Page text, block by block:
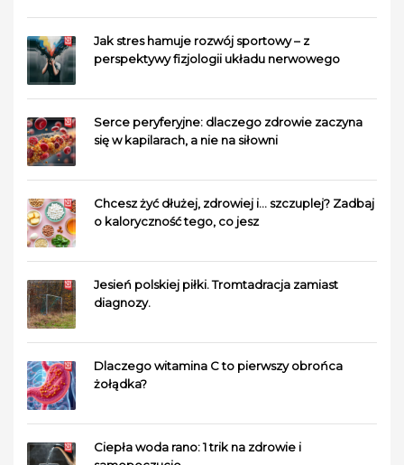
Jak stres hamuje rozwój sportowy – z
perspektywy fizjologii układu nerwowego
Serce peryferyjne: dlaczego zdrowie zaczyna
się w kapilarach, a nie na siłowni
Chcesz żyć dłużej, zdrowiej i… szczuplej? Zadbaj
o kaloryczność tego, co jesz
Jesień polskiej piłki. Tromtadracja zamiast
diagnozy.
Dlaczego witamina C to pierwszy obrońca
żołądka?
Ciepła woda rano: 1 trik na zdrowie i